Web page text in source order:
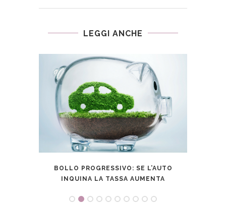
LEGGI ANCHE
BOLLO PROGRESSIVO: SE L’AUTO
INQUINA LA TASSA AUMENTA